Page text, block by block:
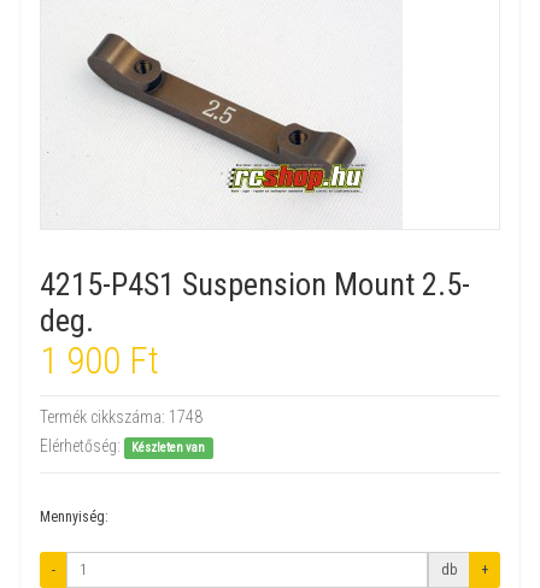
4215-P4S1 Suspension Mount 2.5-
deg.
1 900 Ft
Termék cikkszáma: 1748
Elérhetőség:
Készleten van
Mennyiség:
- db +